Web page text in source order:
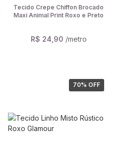
Tecido Crepe Chiffon Brocado
Maxi Animal Print Roxo e Preto
R$ 24,90 /metro
70% OFF